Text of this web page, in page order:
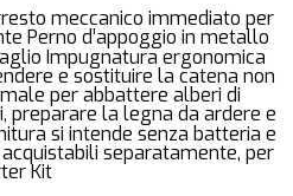
meccanico immediato per
Perno d’appoggio in metallo
Impugnatura ergonomica
e sostituire la catena non
per abbattere alberi di
preparare la legna da ardere e
si intende senza batteria e
separatamente, per
Kit